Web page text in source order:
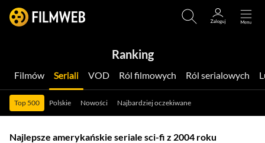
Ranking
Filmów Seriali VOD Ról filmowych Ról serialowych
Top 500 Polskie Nowości Najbardziej oczekiwane
Najlepsze amerykańskie seriale sci-fi z 2004 roku